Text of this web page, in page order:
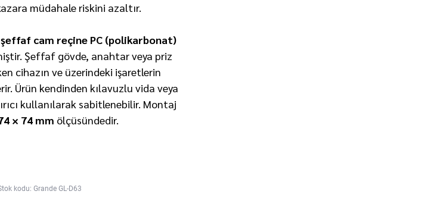
müdahale riskini azaltır.
şeffaf cam reçine PC (polikarbonat)
Şeffaf gövde, anahtar veya priz
cihazın ve üzerindeki işaretlerin
Ürün kendinden kılavuzlu vida veya
kullanılarak sabitlenebilir. Montaj
× 74 mm ölçüsündedir.
kodu: Grande GL-D63